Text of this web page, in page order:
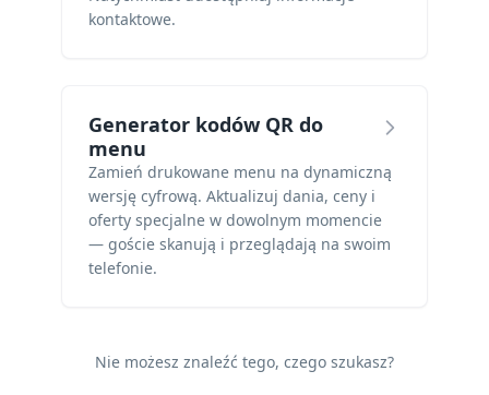
kontaktowe.
Generator kodów QR do
menu
Zamień drukowane menu na dynamiczną
wersję cyfrową. Aktualizuj dania, ceny i
oferty specjalne w dowolnym momencie
— goście skanują i przeglądają na swoim
telefonie.
Nie możesz znaleźć tego, czego szukasz?